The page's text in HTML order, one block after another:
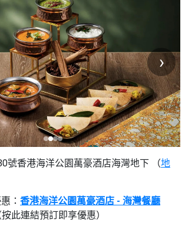
›
號香港海洋公園萬豪酒店海灣地下 （地
： 香港海洋公園萬豪酒店 - 海灣餐廳
按此連結預訂即享優惠）